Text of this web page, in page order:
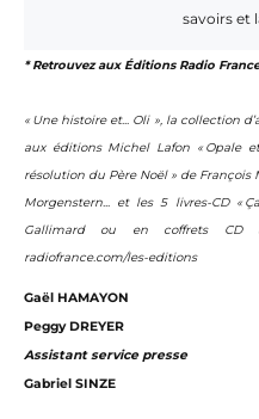
savoirs et
* Retrouvez aux Éditions Radio France
« Une histoire et... Oli », la collection
aux éditions Michel Lafon « Opale
résolution du Père Noël » de François
Morgenstern... et les 5 livres-CD «
Gallimard ou en coffrets CD
radiofrance.com/les-editions
Gaël HAMAYON
Peggy DREYER
Assistant service presse
Gabriel SINZE